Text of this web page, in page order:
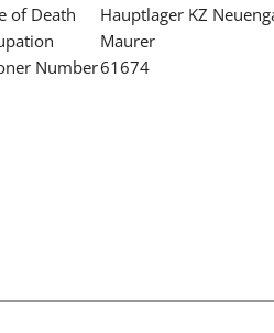
Yкраїнський
Русский
עברית
of Death
Hauptlager KZ
Maurer
Number61674